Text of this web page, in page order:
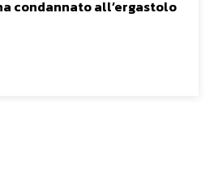
condannato all’ergastolo